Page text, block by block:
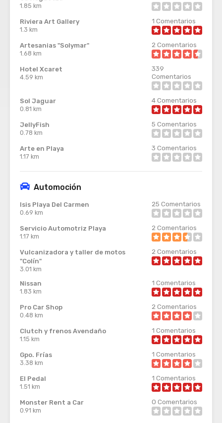
1.85 km
Riviera Art Gallery
1.3 km
1 Comentarios
Artesanias "Solymar"
1.68 km
2 Comentarios
Hotel Xcaret
4.59 km
339
Comentarios
Sol Jaguar
0.81 km
4Comentarios
JellyFish
0.78 km
5 Comentarios
Arte en Playa
1.17 km
3 Comentarios
Automoción
Isis Playa Del Carmen
0.69 km
25 Comentarios
Servicio Automotriz Playa
1.17 km
2 Comentarios
Vulcanizadora y taller de motos
"Colín"
3.01 km
2 Comentarios
Nissan
1.83 km
1 Comentarios
Pro Car Shop
0.48 km
2 Comentarios
Clutch y frenos Avendaño
1.15 km
1 Comentarios
Gpo. Frías
3.38 km
1 Comentarios
El Pedal
1.51 km
1 Comentarios
Monster Rent a Car
0.91 km
0 Comentarios